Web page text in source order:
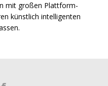
mit großen Plattform-
künstlich intelligenten